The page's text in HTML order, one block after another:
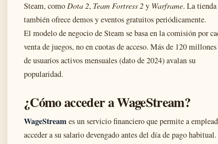
Steam, comoDota 2, Team Fortress 2y Warframe. La tienda
también ofrece demos y eventos gratuitos periódicamente.
El modelo de negocio de Steam se basa en la comisión por
venta de juegos, no en cuotas de acceso. Más de 120 millones
de usuarios activos mensuales (dato de 2024) avalan su
popularidad.
¿Cómo acceder a WageStream?
WageStreames un servicio financiero que permite a
acceder a su salario devengado antes del día de pago habitual.